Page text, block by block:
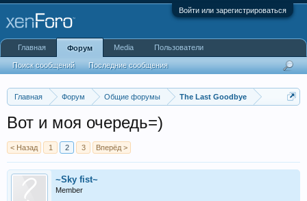
Войти или зарегистрироваться
Главная Форум Общие форумы The Last Goodbye
Вот и моя очередь=)
< Назад 1 2 3 Вперёд >
~Sky fist~
Member
Главная Форум
Поиск сообщений Последние сообщения
Media Пользователи